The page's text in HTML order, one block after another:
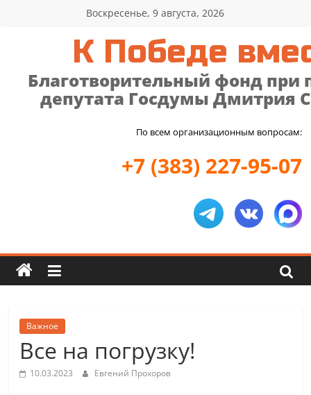
содержимому
Воскресенье, 9 августа, 2026
К Победе
Благотворительный фонд при
депутата Госдумы Дмитрия
По всем организационным вопросам:
+7 (383) 227-95-07
Важное
Все на погрузку!
10.03.2023 Евгений Прохоров